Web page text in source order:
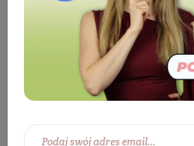
Tonik żelowy nawilżający z